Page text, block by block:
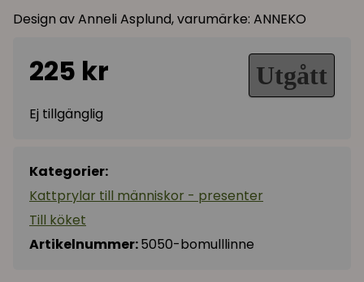
Design av Anneli Asplund, varumärke: ANNEKO
225 kr Utgått
Ej tillgänglig
Kategorier:
Kattprylar till människor - presenter
Till köket
Artikelnummer:5050-bomulllinne